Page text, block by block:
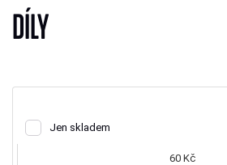
DÍLY
Jen skladem
60 Kč